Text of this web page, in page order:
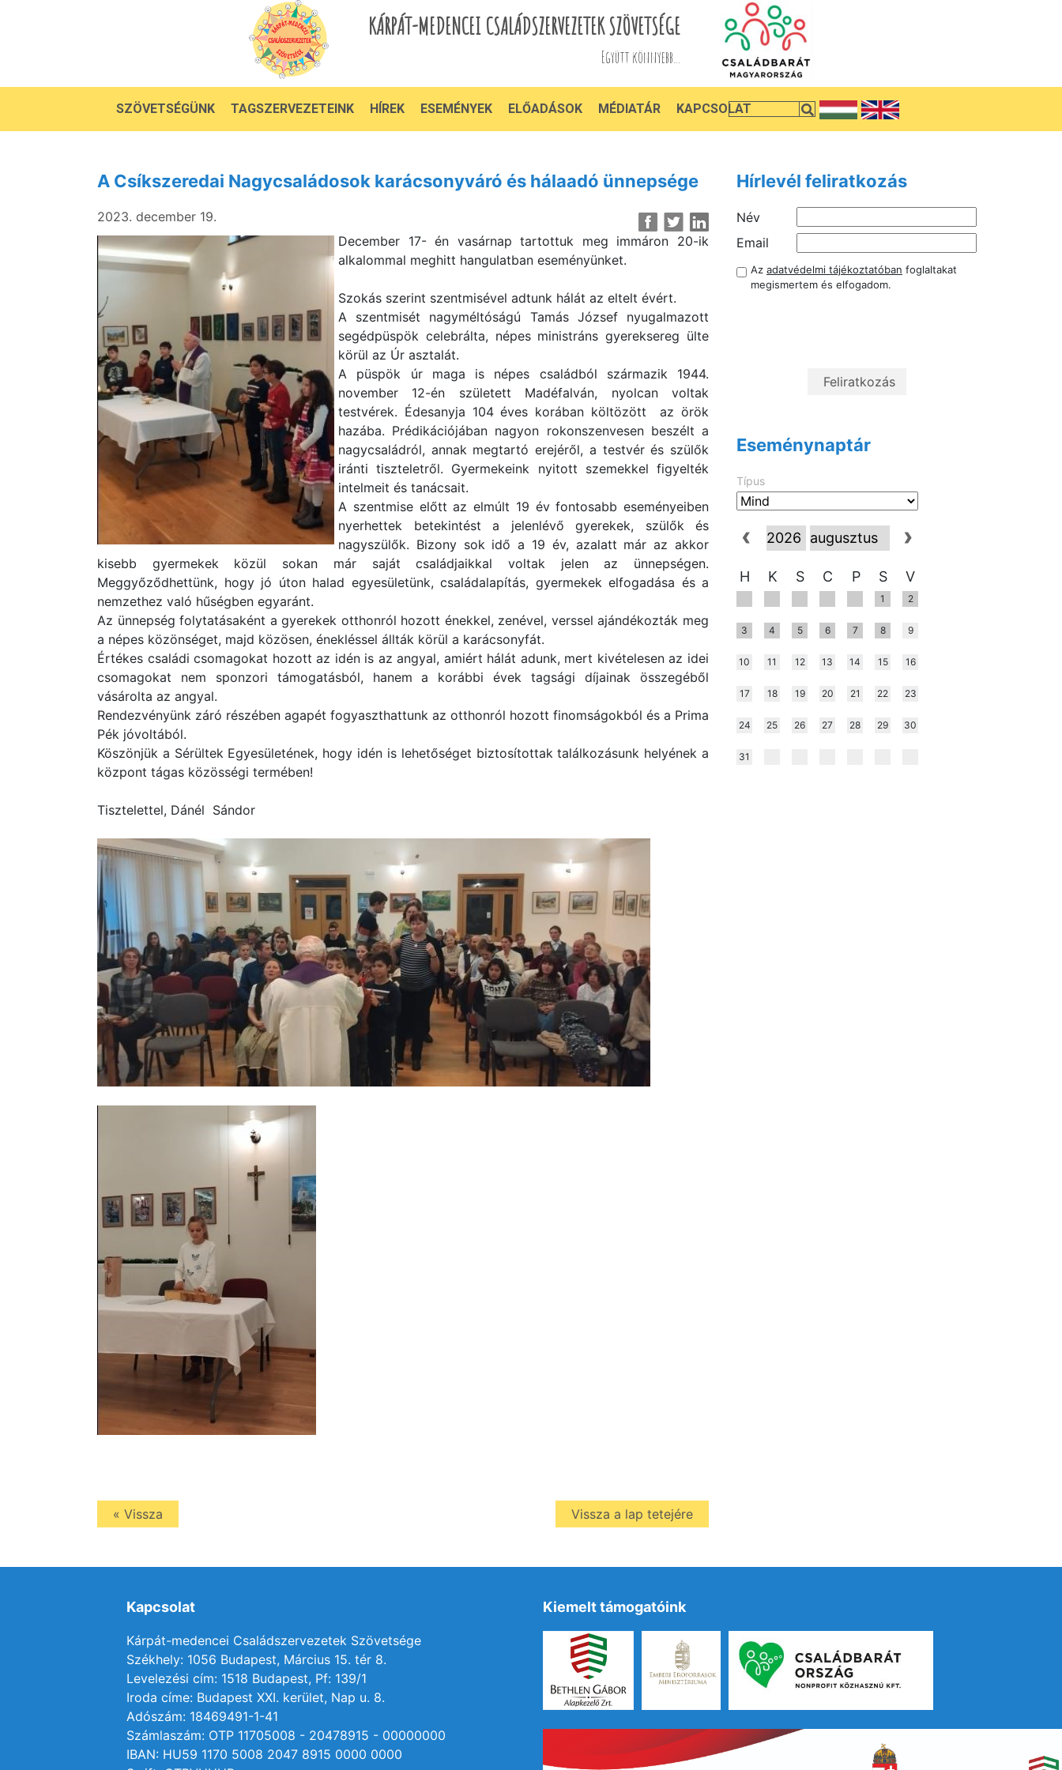
KÁRPÁT-MEDENCEI CSALÁDSZERVEZETEK SZÖVETSÉGE
Együtt könnyebb...
SZÖVETSÉGÜNK TAGSZERVEZETEINK HÍREK ESEMÉNYEK ELŐADÁSOK MÉDIATÁR KAPCSOLAT
A Csíkszeredai Nagycsaládosok karácsonyváró és hálaadó ünnepsége
2023. december 19.
December 17- én vasárnap tartottuk meg immáron 20-ik
alkalommal meghitt hangulatban eseményünket.
Szokás szerint szentmisével adtunk hálát az eltelt évért.
A szentmisét nagyméltóságú Tamás József nyugalmazott
segédpüspök celebrálta, népes ministráns gyereksereg ülte
körül az Úr asztalát.
A püspök úr maga is népes családból származik 1944.
november 12-én született Madéfalván, nyolcan voltak
testvérek. Édesanyja 104 éves korában költözött az örök
hazába. Prédikációjában nagyon rokonszenvesen beszélt a
nagycsaládról, annak megtartó erejéről, a testvér és szülők
iránti tiszteletről. Gyermekeink nyitott szemekkel figyelték
intelmeit és tanácsait.
A szentmise előtt az elmúlt 19 év fontosabb eseményeiben
nyerhettek betekintést a jelenlévő gyerekek, szülők és
nagyszülők. Bizony sok idő a 19 év, azalatt már az akkor
kisebb gyermekek közül sokan már saját családjaikkal voltak jelen az ünnepségen.
Meggyőződhettünk, hogy jó úton halad egyesületünk, családalapítás, gyermekek elfogadása és a
nemzethez való hűségben egyaránt.
Az ünnepség folytatásaként a gyerekek otthonról hozott énekkel, zenével, verssel ajándékozták meg
a népes közönséget, majd közösen, énekléssel állták körül a karácsonyfát.
Értékes családi csomagokat hozott az idén is az angyal, amiért hálát adunk, mert kivételesen az idei
csomagokat nem sponzori támogatásból, hanem a korábbi évek tagsági díjainak összegéből
vásárolta az angyal.
Rendezvényünk záró részében agapét fogyaszthattunk az otthonról hozott finomságokból és a Prima
Pék jóvoltából.
Köszönjük a Sérültek Egyesületének, hogy idén is lehetőséget biztosítottak találkozásunk helyének a
központ tágas közösségi termében!
Tisztelettel, Dánél Sándor
« Vissza Vissza a lap tetejére
Hírlevél feliratkozás
Név
Email
Az adatvédelmi tájékoztatóban foglaltakat
megismertem és elfogadom.
Eseménynaptár
Típus
H K S C P S V
1 2
3 4 5 6 7 8 9
10 11 12 13 14 15 16
17 18 19 20 21 22 23
24 25 26 27 28 29 30
31
Kapcsolat
Kárpát-medencei Családszervezetek Szövetsége
Székhely: 1056 Budapest, Március 15. tér 8.
Levelezési cím: 1518 Budapest, Pf: 139/1
Iroda címe: Budapest XXI. kerület, Nap u. 8.
Adószám: 18469491-1-41
Számlaszám: OTP 11705008 - 20478915 - 00000000
IBAN: HU59 1170 5008 2047 8915 0000 0000
Kiemelt támogatóink